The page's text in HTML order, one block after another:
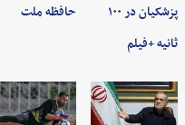
پزشکیان در ۱۰۰
ثانیه +فیلم
حافظه ملت